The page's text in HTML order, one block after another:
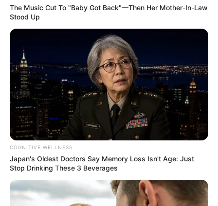
The Music Cut To "Baby Got Back"—Then Her Mother-In-Law
Stood Up
COGNITIVE WELLNESS
Japan's Oldest Doctors Say Memory Loss Isn't Age: Just
Stop Drinking These 3 Beverages